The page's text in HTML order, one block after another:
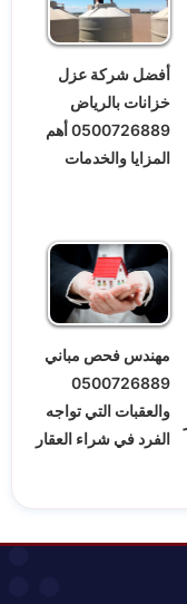
أفضل شركة عزل
خزانات بالرياض
0500726889 أهم
المزايا والخدمات
مهندس فحص مباني
0500726889
والعقبات التي تواجه
الفرد في شراء العقار